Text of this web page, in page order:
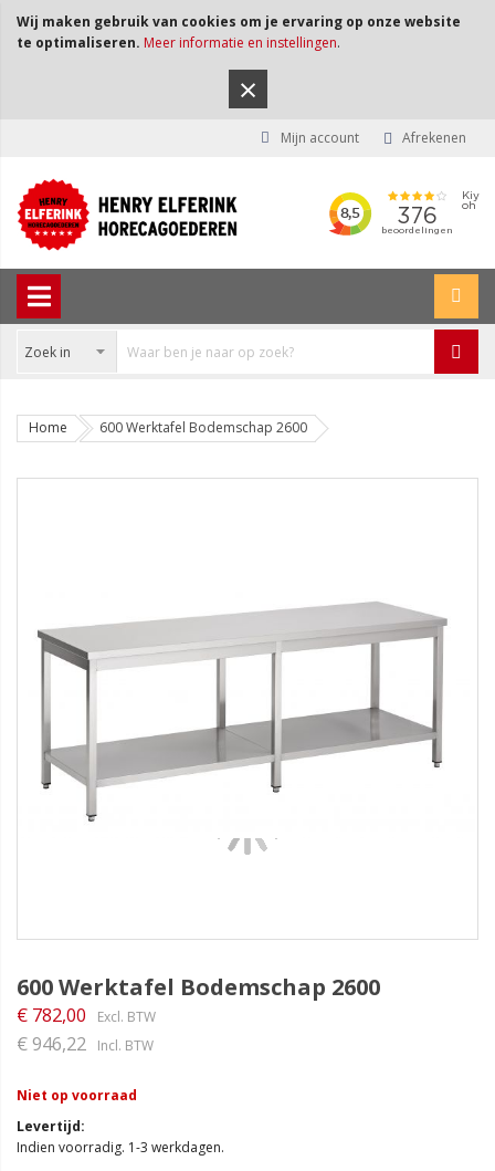
Wij maken gebruik van cookies om je ervaring op onze website
te optimaliseren. Meer informatie en instellingen.
×
Mijn account Afrekenen
Home 600 Werktafel Bodemschap 2600
600 Werktafel Bodemschap 2600
Niet op voorraad
Levertijd
Indien voorradig. 1-3 werkdagen.
€ 782,00
€ 946,22